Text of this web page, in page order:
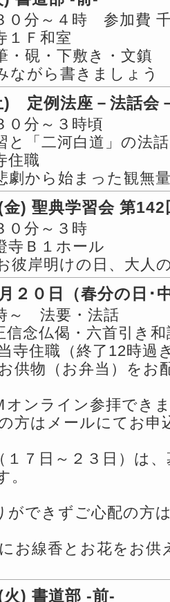
０分～４時 参加費
１Ｆ和室
・硯・下敷き・文鎮
ながら書きましょう
) 定例法座－法話会
０分～３時頃
と「二河白道」の法
住職
劇から始まった観無
金) 聖典学習会 第142
０分～３時
寺Ｂ１ホール
彼岸明けの日、大人
２０日（春分の日･
～ 法要・法話
念仏偈・六首引き和
住職（終了12時過
供物（お弁当）をお
オンライン参拝でき
方はメールにてお申
１７日～２３日）は
。
ができずご心配の方
お線香とお花をお供
火) 書道部 -前-